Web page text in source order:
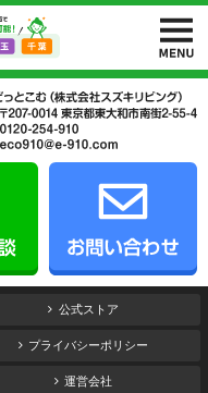
公式ストア
プライバシーポリシー
運営会社